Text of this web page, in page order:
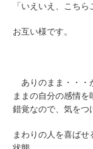
「いえいえ、こち
お互い様です。
ありのまま・・・
ままの自分の感情
錯覚なので、気をつ
まわりの人を喜ば